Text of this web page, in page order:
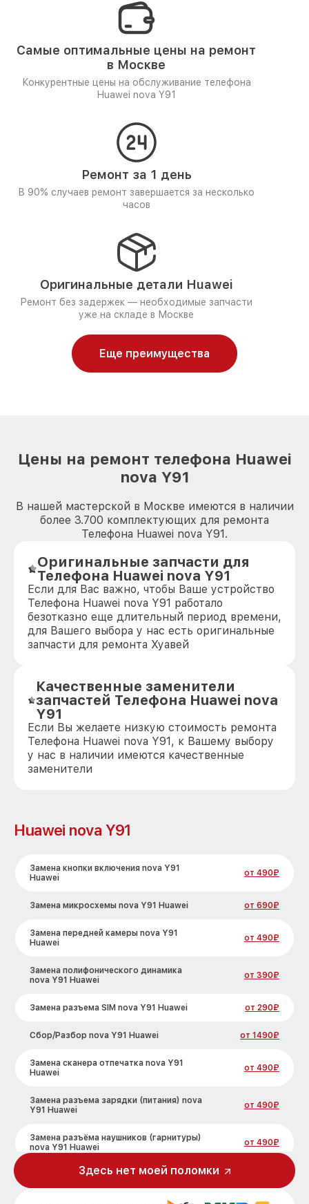
Самые оптимальные цены на ремонт
в Москве
Конкурентные цены на обслуживание телефона
Huawei nova Y91
Ремонт за 1 день
В 90% случаев ремонт завершается за несколько
часов
Оригинальные детали Huawei
Ремонт без задержек — необходимые запчасти
уже на складе в Москве
Еще преимущества
Цены на ремонт телефона Huawei
nova Y91
В нашей мастерской в Москве имеются в наличии
более 3.700 комплектующих для ремонта
Телефона Huawei nova Y91.
Оригинальные запчасти для
Телефона Huawei nova Y91
Если для Вас важно, чтобы Ваше устройство
Телефона Huawei nova Y91 работало
безотказно еще длительный период времени,
для Вашего выбора у нас есть оригинальные
запчасти для ремонта Хуавей
Качественные заменители
запчастей Телефона Huawei nova
Y91
Если Вы желаете низкую стоимость ремонта
Телефона Huawei nova Y91, к Вашему выбору
у нас в наличии имеются качественные
заменители
Huawei nova Y91
Замена кнопки включения nova Y91
Huawei
от 490₽
Замена микросхемы nova Y91 Huawei от 690₽
Замена передней камеры nova Y91
Huawei
от 490₽
Замена полифонического динамика
nova Y91 Huawei
от 390₽
Замена разъема SIM nova Y91 Huawei от 290₽
Сбор/Разбор nova Y91 Huawei от 1490₽
Замена сканера отпечатка nova Y91
Huawei
от 490₽
Замена разъема зарядки (питания) nova
Y91 Huawei
от 490₽
Замена разъёма наушников (гарнитуры)
nova Y91 Huawei
от 490₽
Замена элемента nova Y91 Huawei
Здесь нет моей поломки